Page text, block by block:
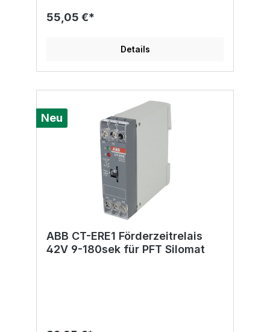
55,05 €*
Details
Neu
ABB CT-ERE1 Förderzeitrelais
42V 9-180sek für PFT Silomat